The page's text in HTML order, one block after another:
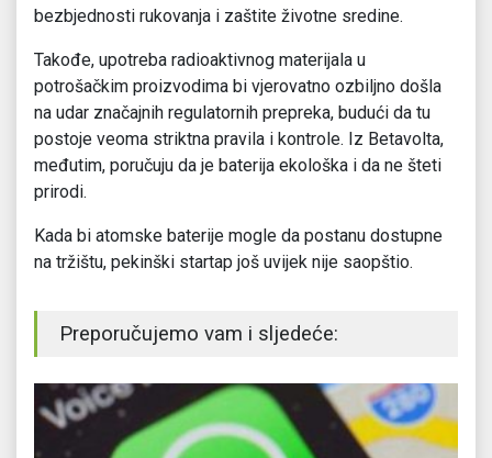
bezbjednosti rukovanja i zaštite životne sredine.
Takođe, upotreba radioaktivnog materijala u
potrošačkim proizvodima bi vjerovatno ozbiljno došla
na udar značajnih regulatornih prepreka, budući da tu
postoje veoma striktna pravila i kontrole. Iz Betavolta,
međutim, poručuju da je baterija ekološka i da ne šteti
prirodi.
Kada bi atomske baterije mogle da postanu dostupne
na tržištu, pekinški startap još uvijek nije saopštio.
Preporučujemo vam i sljedeće: